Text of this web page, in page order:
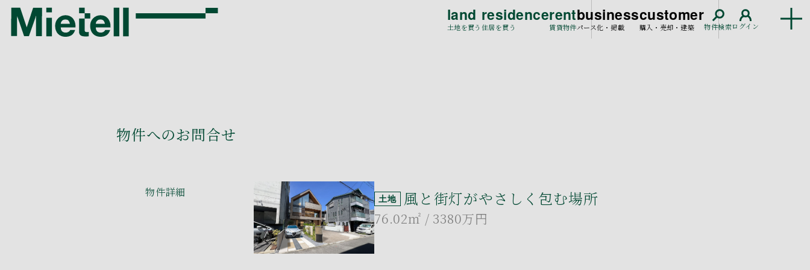
land
土地を買う
residence
住居を買う
rent
賃貸物件
business
パース化・掲載
customer
購入・売却・建築 物件検索ログイン
物件へのお問合せ
物件詳細 土地 風と街灯がやさしく包む場所
76.02㎡ / 3380万円